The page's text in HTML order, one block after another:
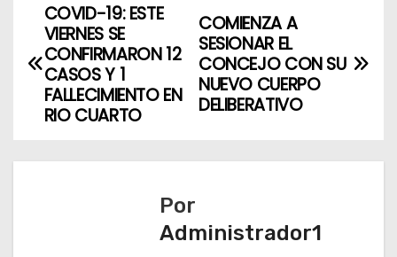
N
a
g
COMIENZA A
SESIONAR EL
CONCEJO CON SU
NUEVO CUERPO
DELIBERATIVO
COVID-19: ESTE
VIERNES SE
CONFIRMARON 12
CASOS Y 1
FALLECIMIENTO EN
RIO CUARTO
Por
Administrador1